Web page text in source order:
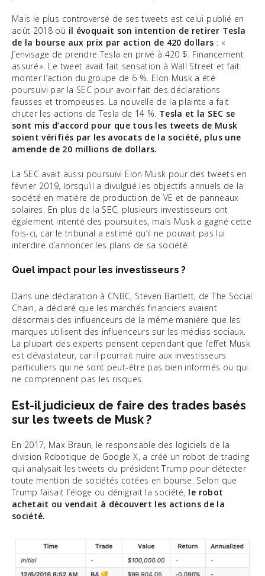
Mais le plus controversé de ses tweets est celui publié en
août 2018 où il évoquait son intention de retirer Tesla
de la bourse aux prix par action de 420 dollars : «
J’envisage de prendre Tesla en privé à 420 $. Financement
assuré ». Le tweet avait fait sensation à Wall Street et fait
monter l’action du groupe de 6 %. Elon Musk a été
poursuivi par la SEC pour avoir fait des déclarations
fausses et trompeuses. La nouvelle de la plainte a fait
chuter les actions de Tesla de 14 %. Tesla et la SEC se
sont mis d’accord pour que tous les tweets de Musk
soient vérifiés par les avocats de la société, plus une
amende de 20 millions de dollars.
La SEC avait aussi poursuivi Elon Musk pour des tweets en
février 2019, lorsqu’il a divulgué les objectifs annuels de la
société en matière de production de VE et de panneaux
solaires. En plus de la SEC, plusieurs investisseurs ont
également intenté des poursuites, mais Musk a gagné cette
fois-ci, car le tribunal a estimé qu’il ne pouvait pas lui
interdire d’annoncer les plans de sa société.
Quel impact pour les investisseurs ?
Dans une déclaration à CNBC, Steven Bartlett, de The Social
Chain, a déclaré que les marchés financiers avaient
désormais des influenceurs de la même manière que les
marques utilisent des influenceurs sur les médias sociaux.
La plupart des experts pensent cependant que l’effet Musk
est dévastateur, car il pourrait nuire aux investisseurs
particuliers qui ne sont peut-être pas bien informés ou qui
ne comprennent pas les risques.
Est-il judicieux de faire des trades basés
sur les tweets de Musk ?
En 2017, Max Braun, le responsable des logiciels de la
division Robotique de Google X, a créé un robot de trading
qui analysait les tweets du président Trump pour détecter
toute mention de sociétés cotées en bourse. Selon que
Trump faisait l’éloge ou dénigrait la société, le robot
achetait ou vendait à découvert les actions de la
société.